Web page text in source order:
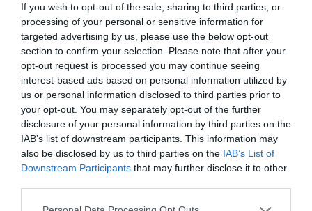
If you wish to opt-out of the sale, sharing to third parties, or
processing of your personal or sensitive information for
targeted advertising by us, please use the below opt-out
section to confirm your selection. Please note that after your
opt-out request is processed you may continue seeing
interest-based ads based on personal information utilized by
us or personal information disclosed to third parties prior to
your opt-out. You may separately opt-out of the further
disclosure of your personal information by third parties on the
IAB’s list of downstream participants. This information may
also be disclosed by us to third parties on the IAB’s List of
Downstream Participants that may further disclose it to other
TAGS:
ΔΗΜΟΤΙΚΟ ΣΥΜΒΟΥΛΙΟ ΚΑΛΑΜΑΤΑΣ
ΚΑΛΟ ΝΕΡΟ- ΤΣΑΚΩΝΑ
Facebook Twitter